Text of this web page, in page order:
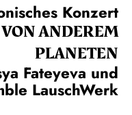
Konzert
ANDEREM
PLANETEN
Fateyeva und
LauschWerk